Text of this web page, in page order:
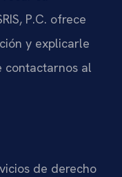
P.C. ofrece
y explicarle
contactarnos al
de derecho